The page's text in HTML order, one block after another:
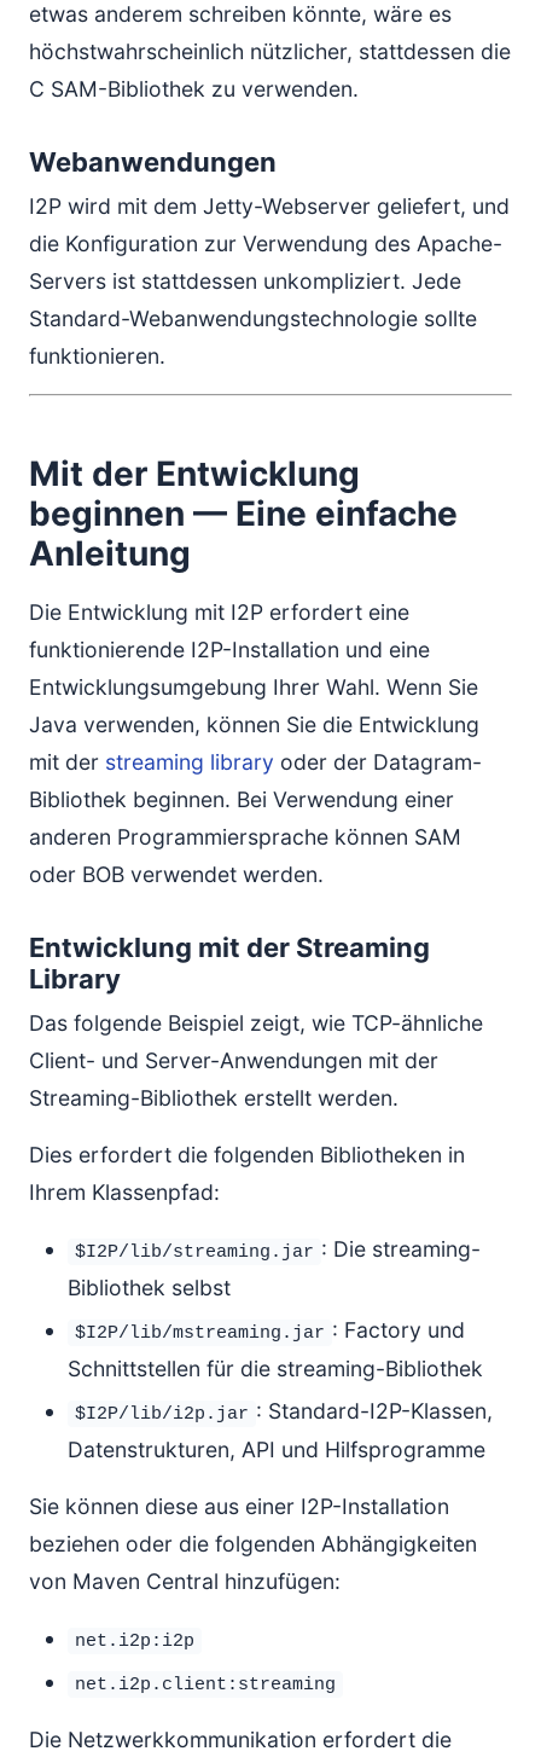
etwas anderem schreiben könnte, wäre es
höchstwahrscheinlich nützlicher, stattdessen die
C SAM-Bibliothek zu verwenden.
Webanwendungen
I2P wird mit dem Jetty-Webserver geliefert, und
die Konfiguration zur Verwendung des Apache-
Servers ist stattdessen unkompliziert. Jede
Standard-Webanwendungstechnologie sollte
funktionieren.
Mit der Entwicklung
beginnen — Eine einfache
Anleitung
Die Entwicklung mit I2P erfordert eine
funktionierende I2P-Installation und eine
Entwicklungsumgebung Ihrer Wahl. Wenn Sie
Java verwenden, können Sie die Entwicklung
mit der streaming library oder der Datagram-
Bibliothek beginnen. Bei Verwendung einer
anderen Programmiersprache können SAM
oder BOB verwendet werden.
Entwicklung mit der Streaming
Library
Das folgende Beispiel zeigt, wie TCP-ähnliche
Client- und Server-Anwendungen mit der
Streaming-Bibliothek erstellt werden.
Dies erfordert die folgenden Bibliotheken in
Ihrem Klassenpfad:
$I2P/lib/streaming.jar : Die streaming-
Bibliothek selbst
$I2P/lib/mstreaming.jar : Factory und
Schnittstellen für die streaming-Bibliothek
$I2P/lib/i2p.jar : Standard-I2P-Klassen,
Datenstrukturen, API und Hilfsprogramme
Sie können diese aus einer I2P-Installation
beziehen oder die folgenden Abhängigkeiten
von Maven Central hinzufügen:
net.i2p:i2p
net.i2p.client:streaming
Die Netzwerkkommunikation erfordert die